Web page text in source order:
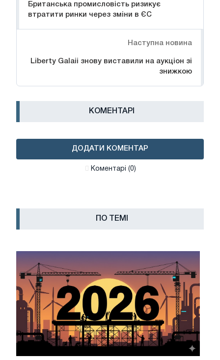
Британська промисловість ризикує
втратити ринки через зміни в ЄС
Наступна новина
Liberty Galaii знову виставили на аукціон зі
знижкою
КОМЕНТАРІ
ДОДАТИ КОМЕНТАР
Коментарі (0)
ПО ТЕМІ